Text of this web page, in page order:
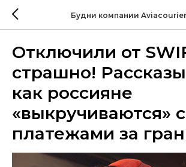
Будни компании
Отключили от
страшно!
как россияне
«выкручиваются» с
платежами за